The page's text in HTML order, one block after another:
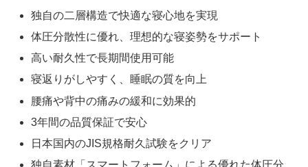
独自の二層構造で快適な寝心地を実現
体圧分散性に優れ、理想的な寝姿勢をサポート
高い耐久性で長期間使用可能
寝返りがしやすく、睡眠の質を向上
腰痛や背中の痛みの緩和に効果的
3年間の品質保証で安心
日本国内のJIS規格耐久試験をクリア